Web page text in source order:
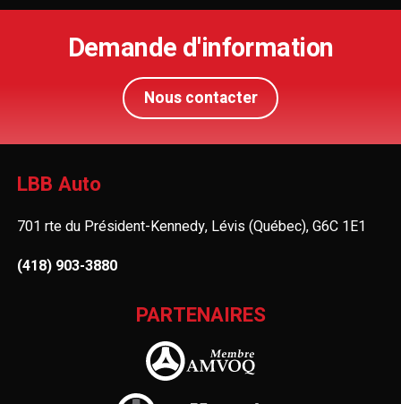
Demande d'information
Nous contacter
LBB Auto
701 rte du Président-Kennedy, Lévis (Québec), G6C 1E1
(418) 903-3880
PARTENAIRES